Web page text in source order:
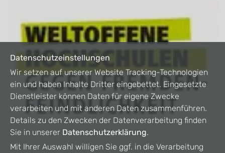
Datenschutzeinstellungen
Wir setzen auf unserer Website Tracking-Technologien
ein und haben Inhalte Dritter eingebettet. Eingesetzte
Dienstleister können Daten für eigene Zwecke
verarbeiten und mit anderen Daten zusammenführen.
Details zu den Zwecken der Datenverarbeitung finden
Sie in unserer Datenschutzerklärung.
Mit Ihrer Auswahl willigen Sie ggf. in die Verarbeitung